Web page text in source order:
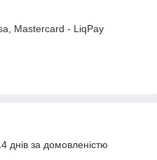
Mastercard - LiqPay
днів за домовленістю